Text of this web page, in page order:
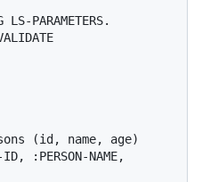
LS-PARAMETERS.